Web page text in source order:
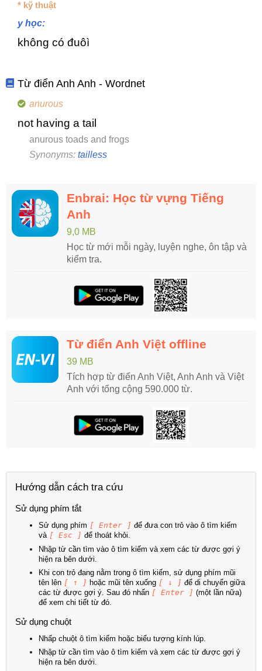
* kỹ thuật
y học:
không có đuôì
Từ điển Anh Anh - Wordnet
anurous
not having a tail
anurous toads and frogs
Synonyms: tailless
Enbrai: Học từ vựng Tiếng
Anh
9,0 MB
Học từ mới mỗi ngày, luyện nghe, ôn tập và
kiểm tra.
Từ điển Anh Việt offline
39 MB
Tích hợp từ điển Anh Việt, Anh Anh và Việt
Anh với tổng cộng 590.000 từ.
Hướng dẫn cách tra cứu
Sử dụng phím tắt
Sử dụng phím [ Enter ] để đưa con trỏ vào ô tìm kiếm
và [ Esc ] để thoát khỏi.
Nhập từ cần tìm vào ô tìm kiếm và xem các từ được gợi ý
hiện ra bên dưới.
Khi con trỏ đang nằm trong ô tìm kiếm, sử dụng phím mũi
tên lên [ ↑ ] hoặc mũi tên xuống [ ↓ ] để di chuyển giữa
các từ được gợi ý. Sau đó nhấn [ Enter ] (một lần nữa)
để xem chi tiết từ đó.
Sử dụng chuột
Nhấp chuột ô tìm kiếm hoặc biểu tượng kính lúp.
Nhập từ cần tìm vào ô tìm kiếm và xem các từ được gợi ý
hiện ra bên dưới.